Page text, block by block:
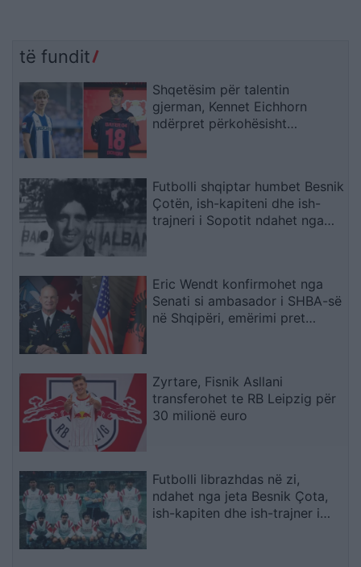
të fundit
Shqetësim për talentin
gjerman, Kennet Eichhorn
ndërpret përkohësisht
Futbolli shqiptar humbet Besnik
Çotën, ish-kapiteni dhe ish-
trajneri i Sopotit ndahet nga
Eric Wendt konfirmohet nga
Senati si ambasador i SHBA-së
në Shqipëri, emërimi pret
Zyrtare, Fisnik Asllani
transferohet te RB Leipzig për
30 milionë euro
Futbolli librazhdas në zi,
ndahet nga jeta Besnik Çota,
ish-kapiten dhe ish-trajner i